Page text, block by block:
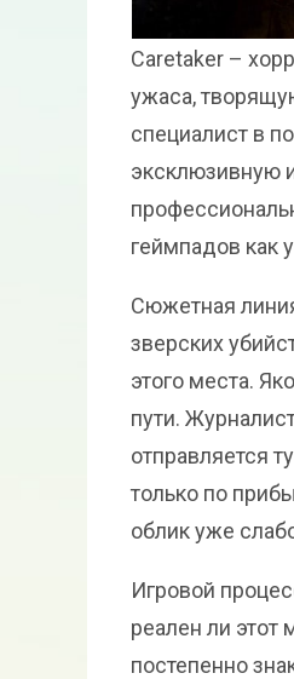
Caretaker –
ужаса,
специалист в
эксклюзивную
геймпадов как
Сюжетная
зверских
этого места.
пути.
отправляется
только по
облик уже
Игровой
реален ли этот
постепенно